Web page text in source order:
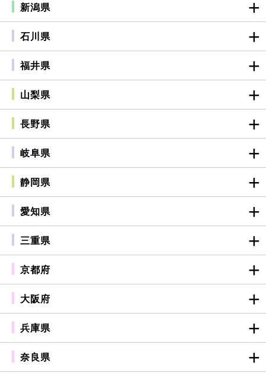
新潟県
石川県
福井県
山梨県
長野県
岐阜県
静岡県
愛知県
三重県
京都府
大阪府
兵庫県
奈良県